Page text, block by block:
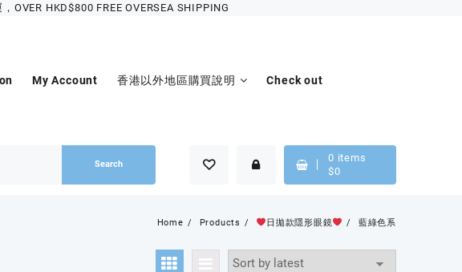
HKD$800 FREE OVERSEA SHIPPING
My Account 香港以外地區購買說明 Check out
Search
0 items
$0
Home Products 日拋款隱形眼鏡 藍綠色系